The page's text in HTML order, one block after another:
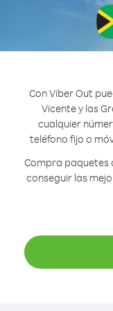
Con Viber Out
Vicente y las
cualquier
teléfono fijo o
Compra paquetes
conseguir las